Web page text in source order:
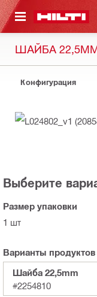
КОНТЕНТУ
ШАЙБА
Конфигурация
Выберите
Размер упаковки
1 шт
Варианты продуктов
Шайба 22,5mm
#2254810